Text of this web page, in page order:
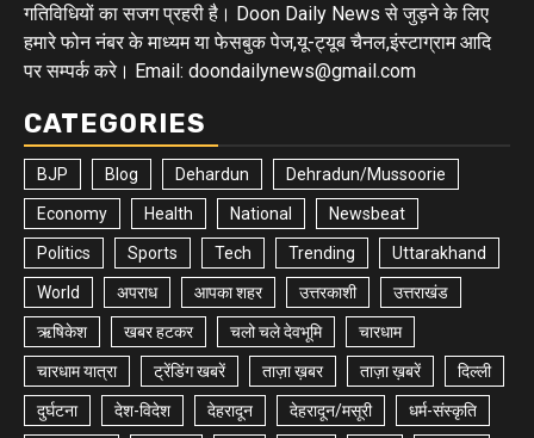
गतिविधियों का सजग प्रहरी है। Doon Daily News से जुड़ने के लिए
हमारे फोन नंबर के माध्यम या फेसबुक पेज,यू-ट्यूब चैनल,इंस्टाग्राम आदि
पर सम्पर्क करे। Email: doondailynews@gmail.com
CATEGORIES
BJP Blog Dehardun Dehradun/Mussoorie
Economy Health National Newsbeat
Politics Sports Tech Trending Uttarakhand
World अपराध आपका शहर उत्तरकाशी उत्तराखंड
ऋषिकेश खबर हटकर चलो चले देवभूमि चारधाम
चारधाम यात्रा ट्रेंडिंग खबरें ताज़ा ख़बर ताज़ा ख़बरें दिल्ली
दुर्घटना देश-विदेश देहरादून देहरादून/मसूरी धर्म-संस्कृति